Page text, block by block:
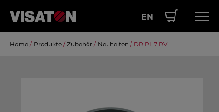
Hauptnavigation
PRODUKTE
EN
Home / Produkte / Zubehör / Neuheiten / DR PL 7 RV